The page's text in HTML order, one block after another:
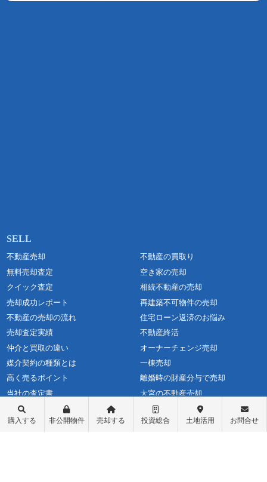
不動産売却
無料売却査定
クイック査定
売却成功レポート
不動産の売却の流れ
売却査定実績
仲介と買取の違い
媒介契約の種類とは
高く売るポイント
当社の査定書
売却に必要な書類
不動産売却価格の決め方
不動産の買取り
空き家の売却
相続不動産の売却
再建築不可物件の売却
住宅ローン返済のお悩み
不動産終活
オーナーチェンジ売却
一棟売却
離婚時の財産分与で売却
大宮の不動産売却
市川市・船橋市の不動産売却
マンションカタログ
購入する 非公開物件 売却する 投資総合 土地活用 お問合せ